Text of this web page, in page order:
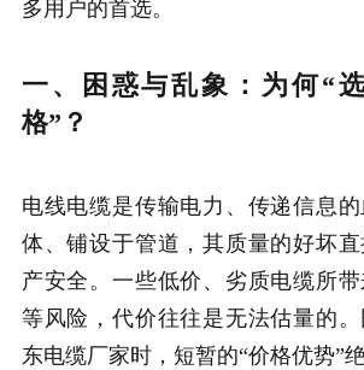
多用户的首选。
一、困惑与乱象：为何“
格”？
电线电缆是传输电力、传递信息
体、铺设于管道，其质量的好坏
产安全。一些低价、劣质电缆所
等风险，代价往往是无法估量的
东电缆厂家时，短暂的“价格优势”